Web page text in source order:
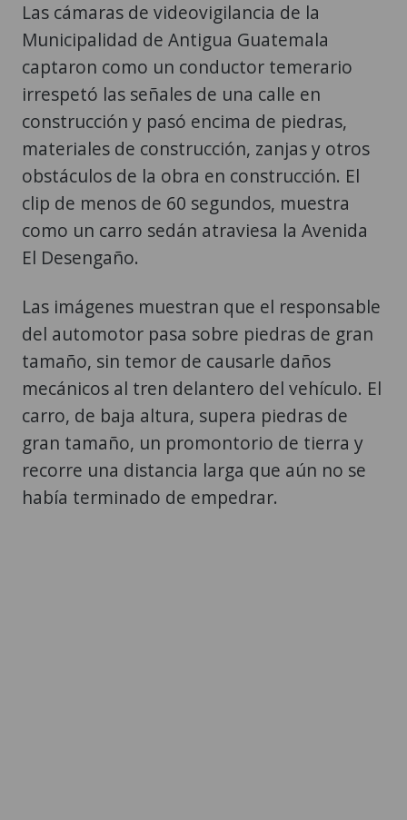
Las cámaras de videovigilancia de la
Municipalidad de Antigua Guatemala
captaron como un conductor temerario
irrespetó las señales de una calle en
construcción y pasó encima de piedras,
materiales de construcción, zanjas y otros
obstáculos de la obra en construcción. El
clip de menos de 60 segundos, muestra
como un carro sedán atraviesa la Avenida
El Desengaño.
Las imágenes muestran que el responsable
del automotor pasa sobre piedras de gran
tamaño, sin temor de causarle daños
mecánicos al tren delantero del vehículo. El
carro, de baja altura, supera piedras de
gran tamaño, un promontorio de tierra y
recorre una distancia larga que aún no se
había terminado de empedrar.